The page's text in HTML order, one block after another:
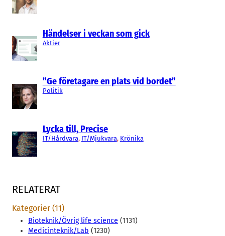
Händelser i veckan som gick
Aktier
”Ge företagare en plats vid bordet”
Politik
Lycka till, Precise
IT/Hårdvara, IT/Mjukvara, Krönika
RELATERAT
Kategorier (11)
Bioteknik/Övrig life science (1131)
Medicinteknik/Lab (1230)